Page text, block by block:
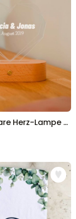
Personalisierbare Herz-Lampe mit Name